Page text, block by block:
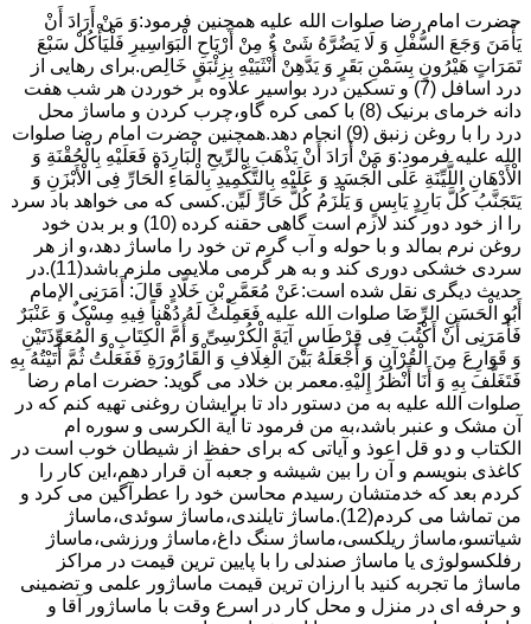
حضرت امام رضا صلوات الله علیه همچنین فرمود:وَ مَنْ أَرَادَ أَنْ
یَأْمَنَ وَجَعَ السُّفْلِ وَ لَا یَضُرَّهُ شَیْ ءٌ مِنْ أَرْیَاحِ الْبَوَاسِیرِ فَلْیَأْکُلْ سَبْعَ
تَمَرَاتٍ هَیْرُونٍ بِسَمْنِ بَقَرٍ وَ یَدَّهِنْ أُنْثَیَیْهِ بِزِئْبَقٍ خَالِص.برای رهایی از
درد اسافل (7) و تسکین درد بواسیر علاوه بر خوردن هر شب هفت
دانه خرمای برنیک (8) با کمی کره گاو،چرب کردن و ماساژ محل
درد را با روغن زنبق (9) انجام دهد.همچنین حضرت امام رضا صلوات
الله علیه فرمود:وَ مَنْ أَرَادَ أَنْ یَذْهَبَ بِالرِّیحِ الْبَارِدَةِ فَعَلَیْهِ بِالْحُقْنَةِ وَ
الْأَدْهَانِ اللَّیِّنَةِ عَلَى الْجَسَدِ وَ عَلَیْهِ بِالتَّکْمِیدِ بِالْمَاءِ الْحَارِّ فِی الْأَبْزَنِ وَ
یَتَجَنَّبُ کُلَّ بَارِدٍ یَابِسٍ وَ یَلْزَمُ کُلَّ حَارٍّ لَیِّن.کسی که می خواهد باد سرد
را از خود دور کند لازم است گاهی حقنه کرده (10) و بر بدن خود
روغن نرم بمالد و با حوله و آب گرم تن خود را ماساژ دهد،و از هر
سردی خشکی دوری کند و به هر گرمی ملایمی ملزم باشد(11).در
حدیث دیگری نقل شده است:عَنْ مُعَمَّرِ بْنِ خَلَّادٍ قَالَ: أَمَرَنِی الإمام
أَبُو الْحَسَنِ الرِّضَا صلوات الله علیه فَعَمِلْتُ لَهُ دُهْناً فِیهِ مِسْکٌ وَ عَنْبَرٌ
فَأَمَرَنِی أَنْ أَکْتُبَ فِی قِرْطَاسٍ آیَةَ الْکُرْسِیِّ وَ أُمَّ الْکِتَابِ وَ الْمُعَوِّذَتَیْنِ
وَ قَوَارِعَ مِنَ الْقُرْآنِ وَ أَجْعَلَهُ بَیْنَ الْغِلَافِ وَ الْقَارُورَةِ فَفَعَلْتُ ثُمَّ أَتَیْتُهُ بِهِ
فَتَغَلَّفَ بِهِ وَ أَنَا أَنْظُرُ إِلَیْهِ.معمر بن خلاد می گوید: حضرت امام رضا
صلوات الله علیه به من دستور داد تا برایشان روغنى تهیه کنم که در
آن مشک و عنبر باشد،به من فرمود تا آیة الکرسى و سوره ام
الکتاب و دو قل اعوذ و آیاتى که براى حفظ از شیطان خوب است در
کاغذى بنویسم و آن را بین شیشه و جعبه آن قرار دهم،این کار را
کردم بعد که خدمتشان رسیدم محاسن خود را عطرآگین می کرد و
من تماشا می کردم(12).ماساژ تایلندی،ماساژ سوئدی،ماساژ
شیاتسو،ماساژ ریلکسی،ماساژ سنگ داغ،ماساژ ورزشی،ماساژ
رفلکسولوژی یا ماساژ صندلی را با پایین ترین قیمت در مراکز
ماساژ ما تجربه کنید با ارزان ترین قیمت ماساژور علمی و تضمینی
و حرفه ای در منزل و محل کار در اسرع وقت با ماساژور آقا و